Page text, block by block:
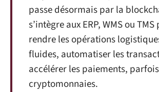
passe désormais par la
s’intègre aux ERP, WMS ou
rendre les opérations
fluides, automatiser les
accélérer les paiements,
cryptomonnaies.